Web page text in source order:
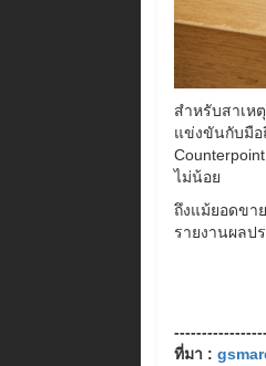
สำหรับสาเห
แข่งขันกับมือ
ไม่น้อย
ถึงแม้ยอดขา
รายงานผลป
ที่มา :